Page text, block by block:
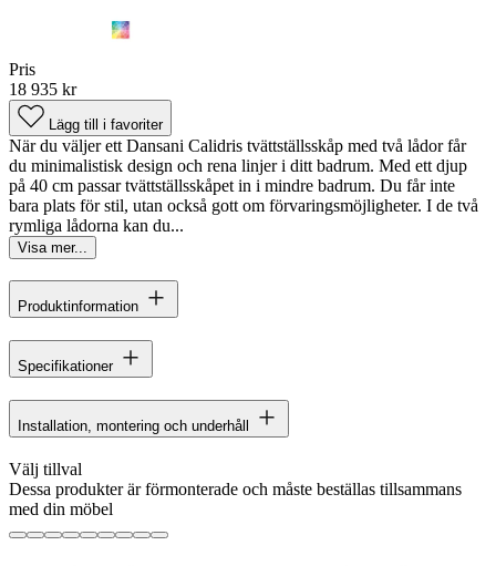
Pris
18 935 kr
Lägg till i favoriter
När du väljer ett Dansani Calidris tvättställsskåp med två lådor får
du minimalistisk design och rena linjer i ditt badrum. Med ett djup
på 40 cm passar tvättställsskåpet in i mindre badrum. Du får inte
bara plats för stil, utan också gott om förvaringsmöjligheter. I de två
rymliga lådorna kan du...
Visa mer...
Produktinformation
Specifikationer
Installation, montering och underhåll
Välj tillval
Dessa produkter är förmonterade och måste beställas tillsammans
med din möbel